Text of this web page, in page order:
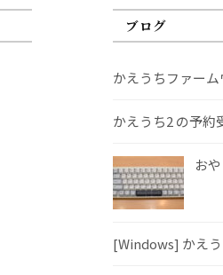
ブログ
かえうちファー
かえうち2 の予約
お
[Windows] かえ